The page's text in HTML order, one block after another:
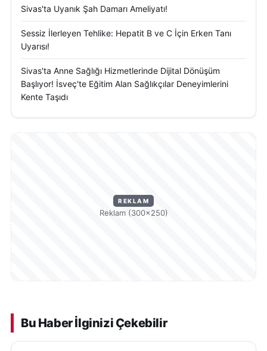
vatandaşların bilinçli hareket etmeye devam etmesi
gerektiğini vurguluyor. İklim değişikliğinin etkilerinin
uzun vadede devam ettiğine dikkat çeken uzmanlar,
sürdürülebilir su kullanımının önemini koruduğunu
ifade ediyor.
Sivas'ta Uyanık Şah Damarı Ameliyatı!
Sessiz İlerleyen Tehlike: Hepatit B ve C İçin Erken Tanı
Uyarısı!
Sivas'ta Anne Sağlığı Hizmetlerinde Dijital Dönüşüm
Başlıyor! İsveç'te Eğitim Alan Sağlıkçılar Deneyimlerini
Kente Taşıdı
REKLAM
Reklam (300×250)
Bu Haber İlginizi Çekebilir